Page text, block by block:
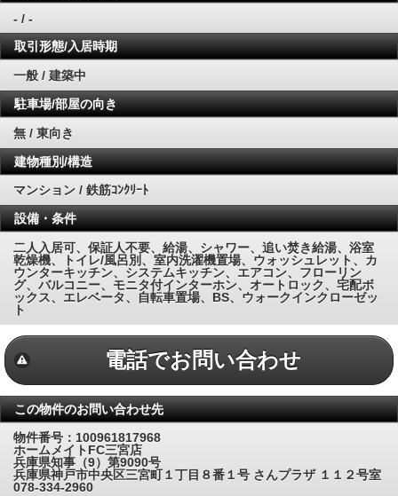
- / -
取引形態/入居時期
一般 / 建築中
駐車場/部屋の向き
無 / 東向き
建物種別/構造
マンション / 鉄筋ｺﾝｸﾘｰﾄ
設備・条件
二人入居可、保証人不要、給湯、シャワー、追い焚き給湯、浴室
乾燥機、トイレ/風呂別、室内洗濯機置場、ウォッシュレット、カ
ウンターキッチン、システムキッチン、エアコン、フローリン
グ、バルコニー、モニタ付インターホン、オートロック、宅配ボ
ックス、エレベータ、自転車置場、BS、ウォークインクローゼッ
ト
電話でお問い合わせ
この物件のお問い合わせ先
物件番号：100961817968
ホームメイトFC三宮店
兵庫県知事（9）第9090号
兵庫県神戸市中央区三宮町１丁目８番１号 さんプラザ １１２号室
078-334-2960